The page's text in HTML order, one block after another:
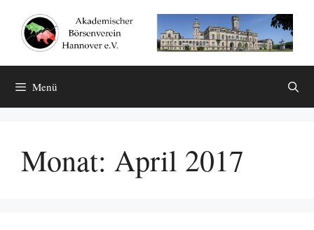
Inhalt
springen
Menü
Monat: April 2017